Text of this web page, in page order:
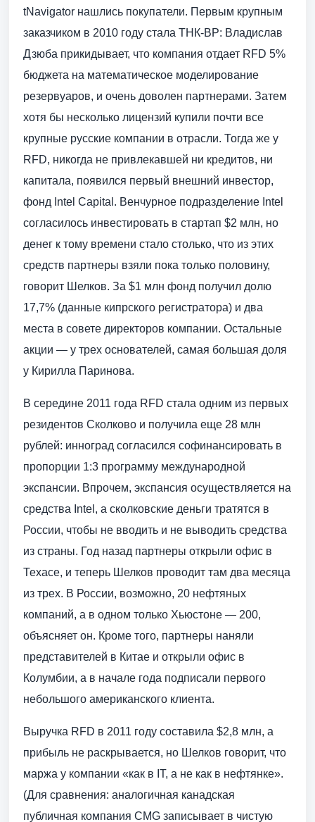
tNavigator нашлись покупатели. Первым крупным
заказчиком в 2010 году стала ТНК-BP: Владислав
Дзюба прикидывает, что компания отдает RFD 5%
бюджета на математическое моделирование
резервуаров, и очень доволен партнерами. Затем
хотя бы несколько лицензий купили почти все
крупные русские компании в отрасли. Тогда же у
RFD, никогда не привлекавшей ни кредитов, ни
капитала, появился первый внешний инвестор,
фонд Intel Capital. Венчурное подразделение Intel
согласилось инвестировать в стартап $2 млн, но
денег к тому времени стало столько, что из этих
средств партнеры взяли пока только половину,
говорит Шелков. За $1 млн фонд получил долю
17,7% (данные кипрского регистратора) и два
места в совете директоров компании. Остальные
акции — у трех основателей, самая большая доля
у Кирилла Паринова.
В середине 2011 года RFD стала одним из первых
резидентов Сколково и получила еще 28 млн
рублей: инноград согласился софинансировать в
пропорции 1:3 программу международной
экспансии. Впрочем, экспансия осуществляется на
средства Intel, а сколковские деньги тратятся в
России, чтобы не вводить и не выводить средства
из страны. Год назад партнеры открыли офис в
Техасе, и теперь Шелков проводит там два месяца
из трех. В России, возможно, 20 нефтяных
компаний, а в одном только Хьюстоне — 200,
объясняет он. Кроме того, партнеры наняли
представителей в Китае и открыли офис в
Колумбии, а в начале года подписали первого
небольшого американского клиента.
Выручка RFD в 2011 году составила $2,8 млн, а
прибыль не раскрывается, но Шелков говорит, что
маржа у компании «как в IT, а не как в нефтянке».
(Для сравнения: аналогичная канадская
публичная компания CMG записывает в чистую